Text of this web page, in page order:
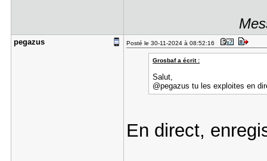
pegazus Posté le 30-11-2024 à 08:52:16
Grosbaf a écrit :
Salut,
@pegazus tu les exploites en
En direct,